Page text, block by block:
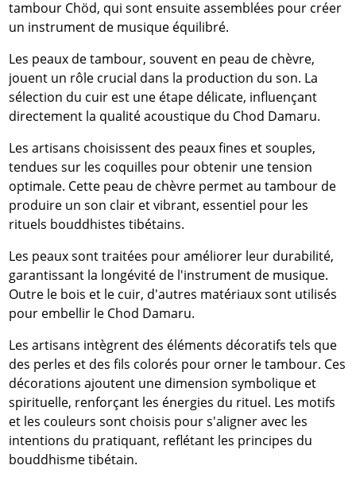
tambour Chöd, qui sont ensuite assemblées pour créer
un instrument de musique équilibré.
Les peaux de tambour, souvent en peau de chèvre,
jouent un rôle crucial dans la production du son. La
sélection du cuir est une étape délicate, influençant
directement la qualité acoustique du Chod Damaru.
Les artisans choisissent des peaux fines et souples,
tendues sur les coquilles pour obtenir une tension
optimale. Cette peau de chèvre permet au tambour de
produire un son clair et vibrant, essentiel pour les
rituels bouddhistes tibétains.
Les peaux sont traitées pour améliorer leur durabilité,
garantissant la longévité de l'instrument de musique.
Outre le bois et le cuir, d'autres matériaux sont utilisés
pour embellir le Chod Damaru.
Les artisans intègrent des éléments décoratifs tels que
des perles et des fils colorés pour orner le tambour. Ces
décorations ajoutent une dimension symbolique et
spirituelle, renforçant les énergies du rituel. Les motifs
et les couleurs sont choisis pour s'aligner avec les
intentions du pratiquant, reflétant les principes du
bouddhisme tibétain.